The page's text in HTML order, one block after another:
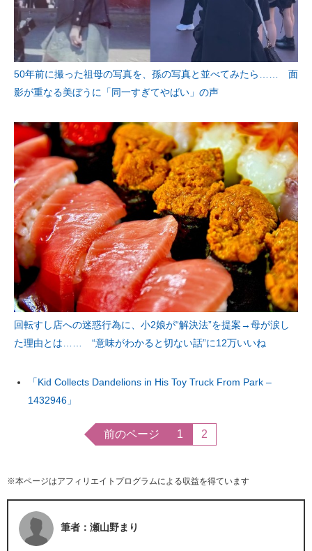
50年前に撮った祖母の写真を、孫の写真と並べてみたら…… 面
影が重なる美ぼうに「同一すぎてやばい」の声
回転すし店への迷惑行為に、小2娘が“解決法”を提案→母が涙し
た理由とは…… “意味がわかると切ない話”に12万いいね
「Kid Collects Dandelions in His Toy Truck From Park –
1432946」
前のページ 1 2
※本ページはアフィリエイトプログラムによる収益を得ています
筆者：瀬山野まり